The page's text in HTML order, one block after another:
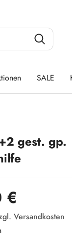
SALE
gest. gp.
€
Versandkosten